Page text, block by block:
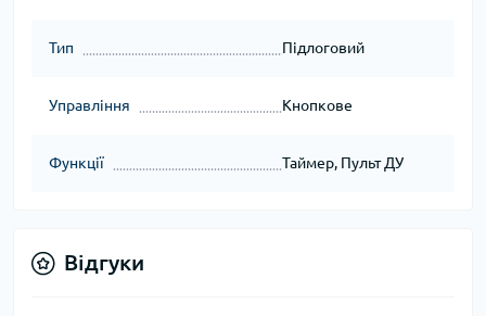
Тип Підлоговий
Управління Кнопкове
Функції Таймер, Пульт ДУ
Відгуки